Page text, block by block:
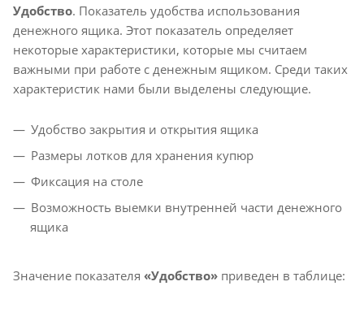
Удобство. Показатель удобства использования
денежного ящика. Этот показатель определяет
некоторые характеристики, которые мы считаем
важными при работе с денежным ящиком. Среди таких
характеристик нами были выделены следующие.
Удобство закрытия и открытия ящика
Размеры лотков для хранения купюр
Фиксация на столе
Возможность выемки внутренней части денежного
ящика
Значение показателя «Удобство» приведен в таблице: